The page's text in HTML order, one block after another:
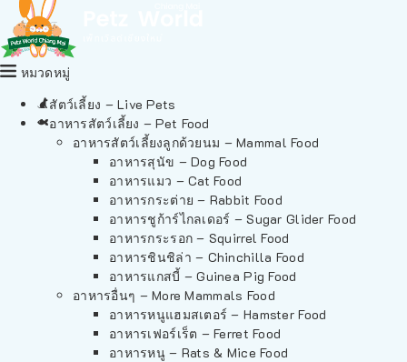
หมวดหมู่
สัตว์เลี้ยง – Live Pets
อาหารสัตว์เลี้ยง – Pet Food
อาหารสัตว์เลี้ยงลูกด้วยนม – Mammal Food
อาหารสุนัข – Dog Food
อาหารแมว – Cat Food
อาหารกระต่าย – Rabbit Food
อาหารชูก้าร์ไกลเดอร์ – Sugar Glider Food
อาหารกระรอก – Squirrel Food
อาหารชินชิล่า – Chinchilla Food
อาหารแกสบี้ – Guinea Pig Food
อาหารอื่นๆ – More Mammals Food
อาหารหนูแฮมสเตอร์ – Hamster Food
อาหารเฟอร์เร็ต – Ferret Food
อาหารหนู – Rats & Mice Food